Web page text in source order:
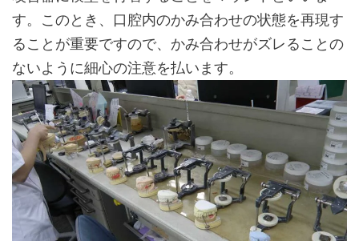
す。このとき、口腔内のかみ合わせの状態を再現す
ることが重要ですので、かみ合わせがズレることの
ないように細心の注意を払います。